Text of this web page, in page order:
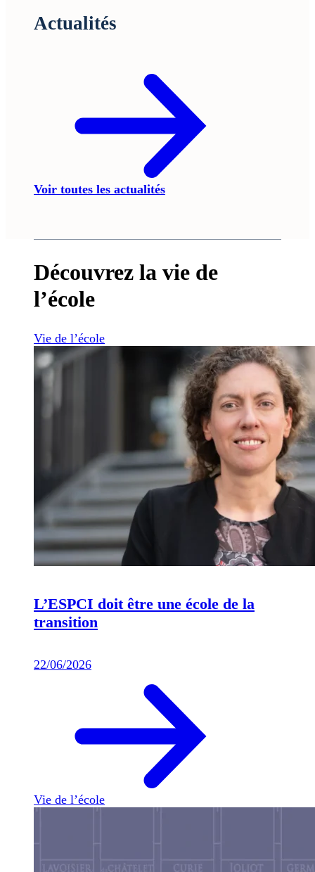
Actualités
Voir toutes les actualités
Découvrez la vie de
l’école
Vie de l’école
L’ESPCI doit être une école de la
transition
22/06/2026
Vie de l’école